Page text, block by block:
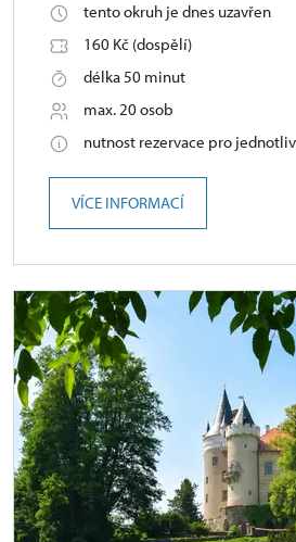
tento okruh je dnes uzavřen
160 Kč (dospělí)
délka 50 minut
max. 20 osob
nutnost rezervace pro
VÍCE INFORMACÍ